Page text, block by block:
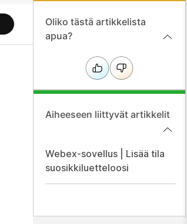
Oliko tästä artikkelista
apua?
Aiheeseen liittyvät artikkelit
Webex-sovellus | Lisää tila
suosikkiluetteloosi